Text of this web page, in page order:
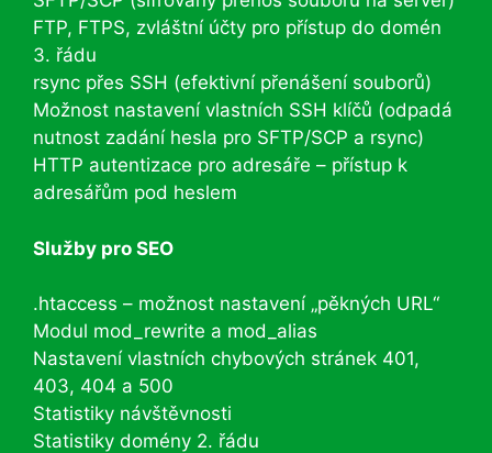
FTP, FTPS, zvláštní účty pro přístup do domén
3. řádu
rsync přes SSH (efektivní přenášení souborů)
Možnost nastavení vlastních SSH klíčů (odpadá
nutnost zadání hesla pro SFTP/SCP a rsync)
HTTP autentizace pro adresáře – přístup k
adresářům pod heslem
Služby pro SEO
.htaccess – možnost nastavení „pěkných URL“
Modul mod_rewrite a mod_alias
Nastavení vlastních chybových stránek 401,
403, 404 a 500
Statistiky návštěvnosti
Statistiky domény 2. řádu